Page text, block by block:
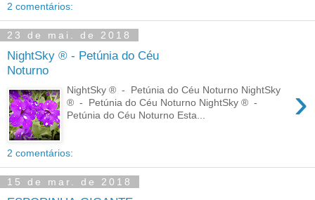
2 comentários:
23 de mai. de 2018
NightSky ® - Petúnia do Céu
Noturno
›
NightSky ® - Petúnia do Céu Noturno NightSky
® - Petúnia do Céu Noturno NightSky ® -
Petúnia do Céu Noturno Esta...
2 comentários:
15 de mar. de 2018